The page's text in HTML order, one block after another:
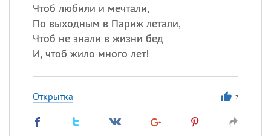
Чтоб любили и мечтали,
По выходным в Париж летали,
Чтоб не знали в жизни бед
И, чтоб жило много лет!
Открытка 7